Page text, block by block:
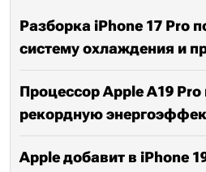
Разборка iPhone 17 Pro
систему охлаждения и
Процессор Apple A19 Pro
рекордную
Apple добавит в iPhone